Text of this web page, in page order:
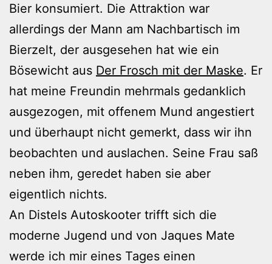
Bier konsumiert. Die Attraktion war
allerdings der Mann am Nachbartisch im
Bierzelt, der ausgesehen hat wie ein
Bösewicht aus Der Frosch mit der Maske. Er
hat meine Freundin mehrmals gedanklich
ausgezogen, mit offenem Mund angestiert
und überhaupt nicht gemerkt, dass wir ihn
beobachten und auslachen. Seine Frau saß
neben ihm, geredet haben sie aber
eigentlich nichts.
An Distels Autoskooter trifft sich die
moderne Jugend und von Jaques Mate
werde ich mir eines Tages einen